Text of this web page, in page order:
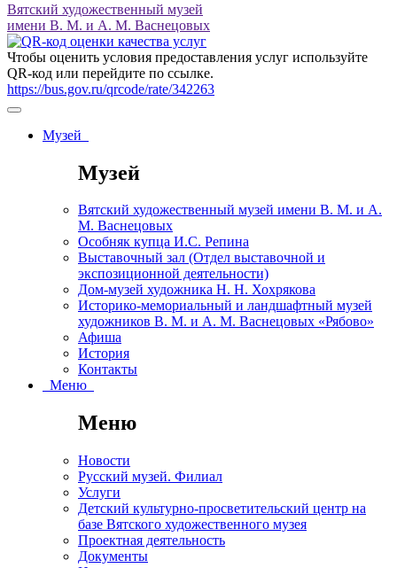
Вятский художественный музей
имени В. М. и А. М. Васнецовых
Чтобы оценить условия предоставления услуг используйте
QR-код или перейдите по ссылке.
https://bus.gov.ru/qrcode/rate/342263
Музей
Музей
Вятский художественный музей имени В. М. и А.
М. Васнецовых
Особняк купца И.С. Репина
Выставочный зал (Отдел выставочной и
экспозиционной деятельности)
Дом-музей художника Н. Н. Хохрякова
Историко-мемориальный и ландшафтный музей
художников В. М. и А. М. Васнецовых «Рябово»
Афиша
История
Контакты
Меню
Меню
Новости
Русский музей. Филиал
Услуги
Детский культурно-просветительский центр на
базе Вятского художественного музея
Проектная деятельность
Документы